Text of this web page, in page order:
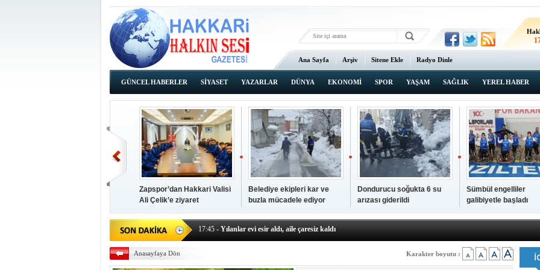
Ana Sayfa Arşiv Sitene Ekle Radyo Dinle
GÜNCEL HABERLER SİYASET YAZARLAR DÜNYA EKONOMİ SPOR YAŞAM SAĞLIK YEREL HABER
Zapspor’dan Hakkari Valisi
Ali Çelik’e ziyaret
Belediye ekipleri kar ve
buzla mücadele ediyor
Dondurucu soğukta 6 su
arızası giderildi
Sümbül engelliler
galibiyetle başladı
17:45 - Yılanlar evi esir aldı, aile çaresiz kaldı
17:43- Hakkari Cumhuriyet Başsavcısı Ufuk Turan görevine başladı
17:37- Başkan Büyüksu: Gençlerimiz için geleceğe yatırım yapıyoruz
Anasayfaya Dön Karakter boyutu :